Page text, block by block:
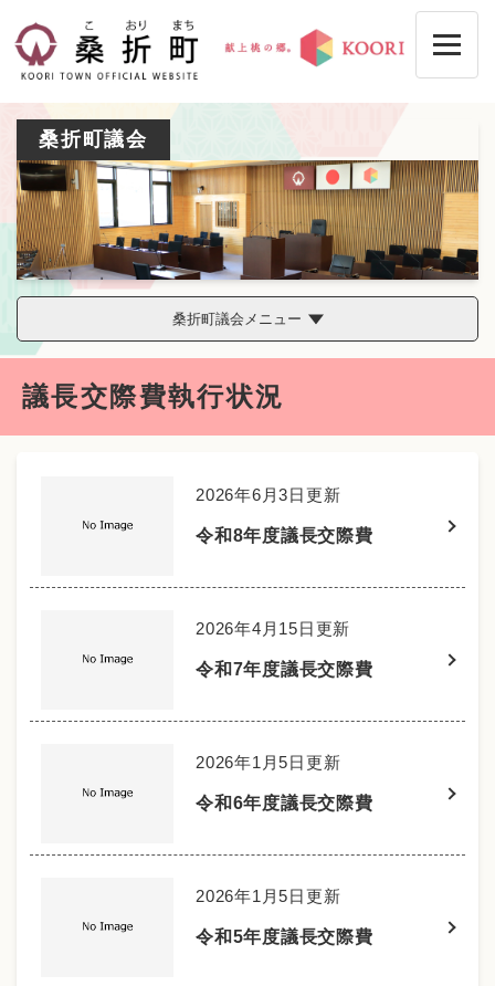
先
桑折町議会
桑折町議会メニュー
議長交際費執行状況
2026年6月3日更新
令和8年度議長交際費
2026年4月15日更新
令和7年度議長交際費
2026年1月5日更新
令和6年度議長交際費
2026年1月5日更新
令和5年度議長交際費